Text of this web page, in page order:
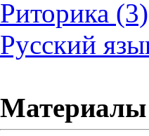
Риторика (3)
Русский
Материалы